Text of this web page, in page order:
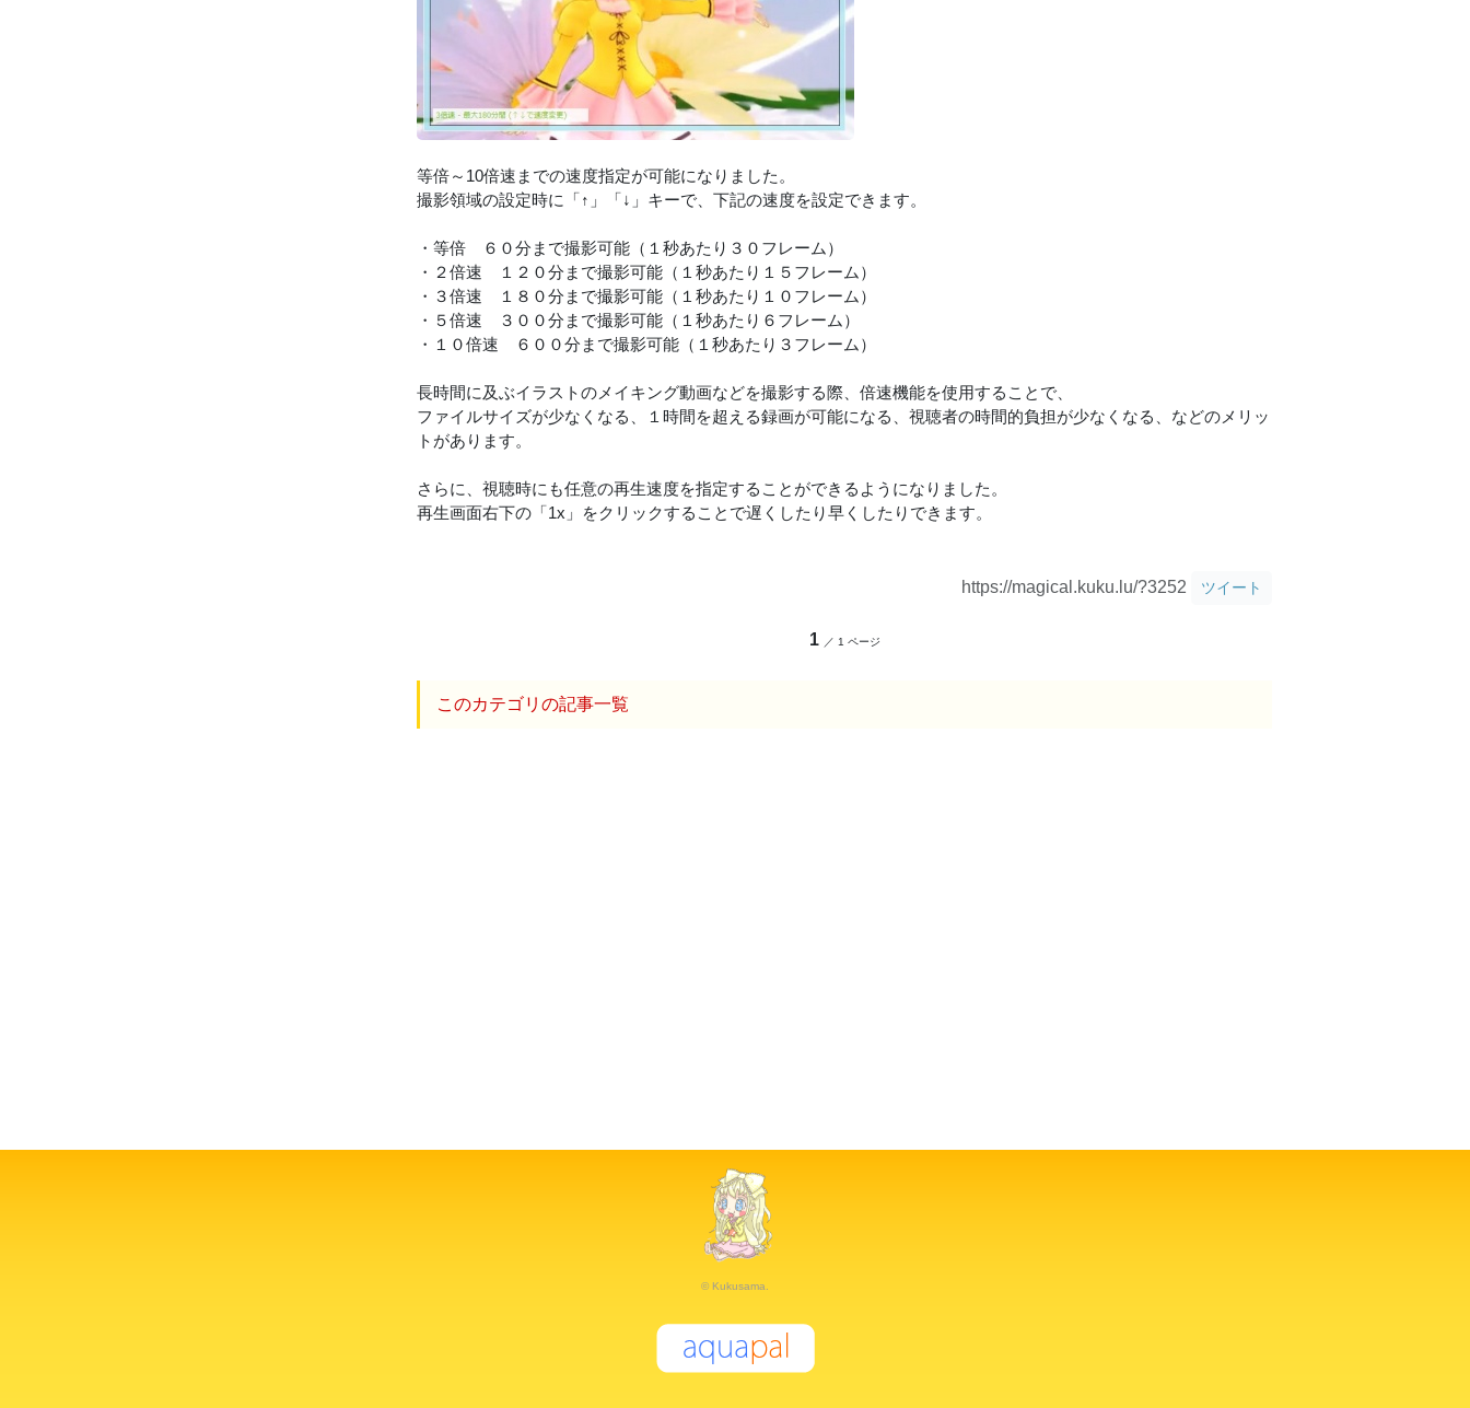
等倍～10倍速までの速度指定が可能になりました。
撮影領域の設定時に「↑」「↓」キーで、下記の速度を設定できます。
・等倍 ６０分まで撮影可能（１秒あたり３０フレーム）
・２倍速 １２０分まで撮影可能（１秒あたり１５フレーム）
・３倍速 １８０分まで撮影可能（１秒あたり１０フレーム）
・５倍速 ３００分まで撮影可能（１秒あたり６フレーム）
・１０倍速 ６００分まで撮影可能（１秒あたり３フレーム）
長時間に及ぶイラストのメイキング動画などを撮影する際、倍速機能を使用することで、
ファイルサイズが少なくなる、１時間を超える録画が可能になる、視聴者の時間的負担が少なくなる、などのメリッ
トがあります。
さらに、視聴時にも任意の再生速度を指定することができるようになりました。
再生画面右下の「1x」をクリックすることで遅くしたり早くしたりできます。
https://magical.kuku.lu/?3252 ツイート
1 ／ 1 ページ
このカテゴリの記事一覧
© Kukusama.